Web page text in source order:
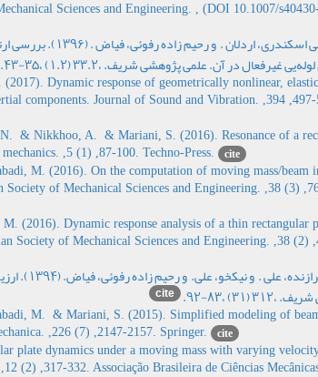
Sciences and Engineering. , (DOI 10.1007/
نیکخو، علی. و
غیرفعال در آن. علمی پژوهشی شریف. ،33.2 (1.2) ،35-43.
Dynamic response of geometrically nonlinear,
components. Journal of Sound and Vibration. ,394
& Nikkhoo, A. & Mariani, S. (2016). Resonance of a
,5 (1) ,87-100. Techno-Press.
cite
M. (2016). On the computation of moving mass/beam
of Mechanical Sciences and Engineering. ,38 (3)
Dynamic response analysis of a thin rectangular
Society of Mechanical Sciences and Engineering. ,38 (2)
جعفری،
(31) ،83-92.
cite
M. & Mariani, S. (2015). Simplified modeling of
,226 (7) ,2147-2157. Springer.
cite
plate dynamics under a moving mass with varying
(2) ,317-332. Associação Brasileira de Ciências